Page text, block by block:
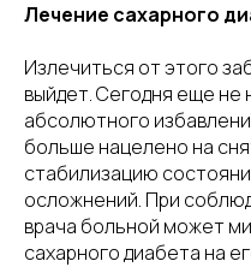
Лечение сахарного
Излечиться от этого
выйдет. Сегодня еще не
абсолютного
больше нацелено на
стабилизацию
осложнений. При
врача больной может
сахарного диабета на